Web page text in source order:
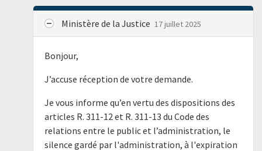
Ministère de la Justice 17 juillet 2025
Bonjour,
J’accuse réception de votre demande.
Je vous informe qu’en vertu des dispositions des
articles R. 311-12 et R. 311-13 du Code des
relations entre le public et l’administration, le
silence gardé par l'administration, à l'expiration